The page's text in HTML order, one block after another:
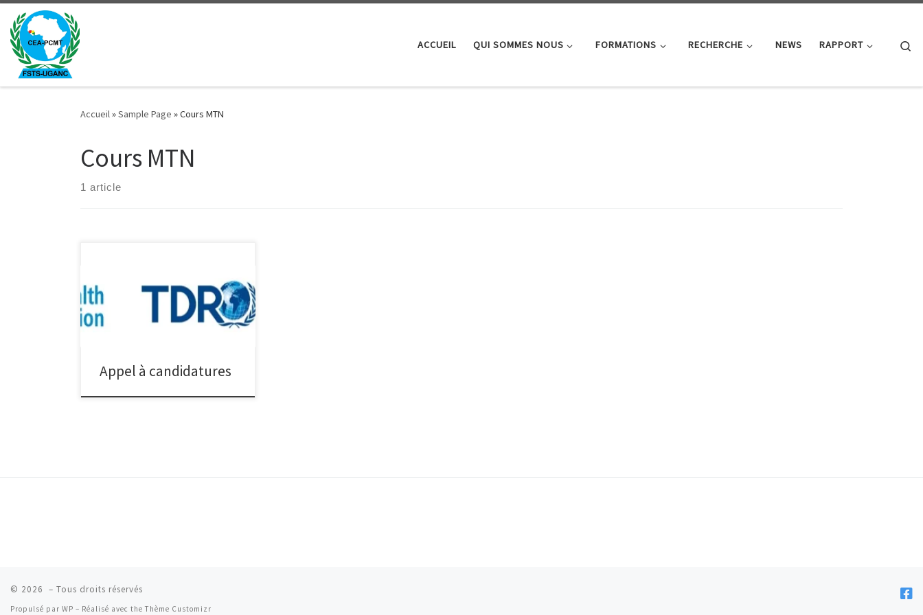
Passer au contenu
ACCUEIL QUI SOMMES NOUS FORMATIONS RECHERCHE NEWS RAPPORT
Accueil»Sample Page »Cours MTN
Cours MTN
1 article
IT) sur les maladies tropicales
négligées (MTN), y compris les
morsures de serpent en Guinée. Date
limite de candidature : 07 mars 2022 à
sont un groupe de maladies évitables
Appel à candidatures
© 2026 – Tous droits réservés
Propulsé par WP – Réalisé avec the Thème Customizr